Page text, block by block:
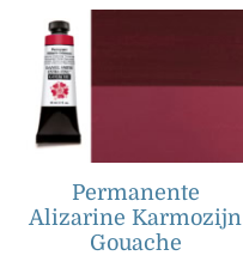
Permanente
Alizarine Karmozijn
Gouache